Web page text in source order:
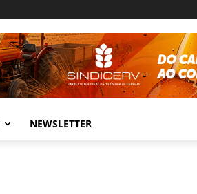
NEWSLETTER